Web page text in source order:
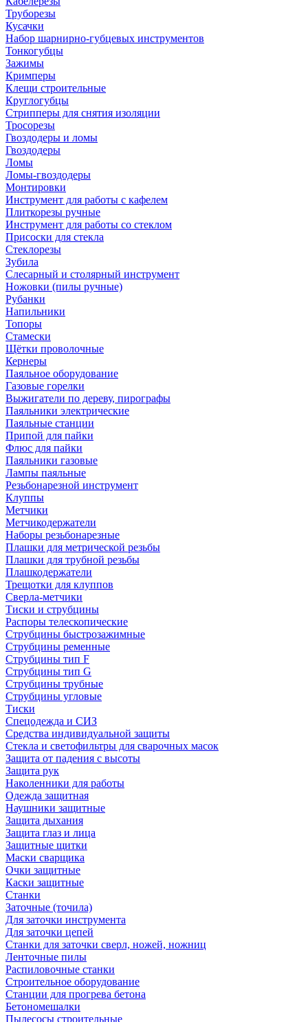
Труборезы
Кусачки
Набор шарнирно-губцевых инструментов
Тонкогубцы
Зажимы
Кримперы
Клещи строительные
Круглогубцы
Стрипперы для снятия изоляции
Тросорезы
Гвоздодеры и ломы
Гвоздодеры
Ломы
Ломы-гвоздодеры
Монтировки
Инструмент для работы с кафелем
Плиткорезы ручные
Инструмент для работы со стеклом
Присоски для стекла
Стеклорезы
Зубила
Слесарный и столярный инструмент
Ножовки (пилы ручные)
Рубанки
Напильники
Топоры
Стамески
Щётки проволочные
Кернеры
Паяльное оборудование
Газовые горелки
Выжигатели по дереву, пирографы
Паяльники электрические
Паяльные станции
Припой для пайки
Флюс для пайки
Паяльники газовые
Лампы паяльные
Резьбонарезной инструмент
Клуппы
Метчики
Метчикодержатели
Наборы резьбонарезные
Плашки для метрической резьбы
Плашки для трубной резьбы
Плашкодержатели
Трещотки для клуппов
Сверла-метчики
Тиски и струбцины
Распоры телескопические
Струбцины быстрозажимные
Струбцины ременные
Струбцины тип F
Струбцины тип G
Струбцины трубные
Струбцины угловые
Тиски
Спецодежда и СИЗ
Средства индивидуальной защиты
Стекла и светофильтры для сварочных масок
Защита от падения с высоты
Защита рук
Наколенники для работы
Одежда защитная
Наушники защитные
Защита дыхания
Защита глаз и лица
Защитные щитки
Маски сварщика
Очки защитные
Каски защитные
Станки
Заточные (точила)
Для заточки инструмента
Для заточки цепей
Станки для заточки сверл, ножей, ножниц
Ленточные пилы
Распиловочные станки
Строительное оборудование
Станции для прогрева бетона
Бетономешалки
Пылесосы строительные